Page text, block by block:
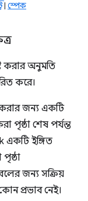
| স্পেক
করার অনুমতি
করে।
করার জন্য একটি
পৃষ্ঠা শেষ পর্যন্ত
একটি ইঙ্গিত
পৃষ্ঠা
জন্য সক্রিয়
প্রভাব নেই।